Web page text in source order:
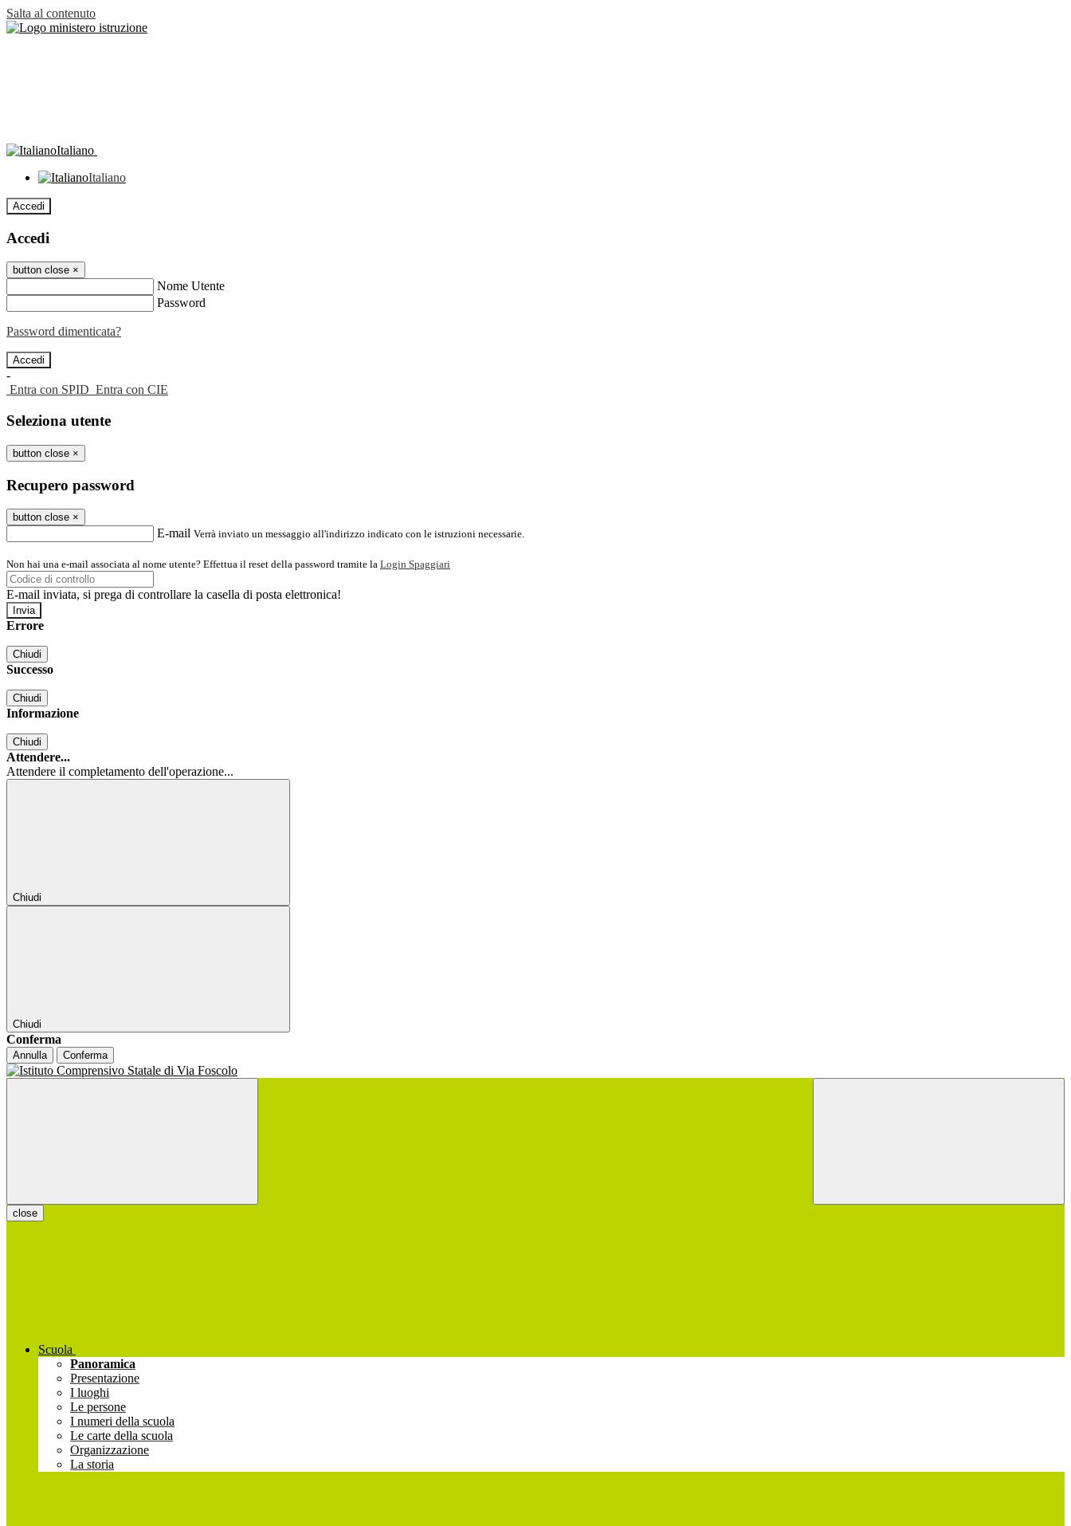
Salta al contenuto
Italiano
Italiano
Accedi
Accedi
button close ×
Nome Utente
Password
Password dimenticata?
-
Entra con SPID Entra con CIE
Seleziona utente
button close ×
Recupero password
button close ×
E-mail Verrà inviato un messaggio all'indirizzo indicato con le istruzioni necessarie.
Non hai una e-mail associata al nome utente? Effettua il reset della password tramite la Login Spaggiari
E-mail inviata, si prega di controllare la casella di posta elettronica!
Errore
Chiudi
Successo
Chiudi
Informazione
Chiudi
Attendere...
Attendere il completamento dell'operazione...
Chiudi
Chiudi
Conferma
Annulla Conferma
close
Scuola
Panoramica
Presentazione
I luoghi
Le persone
I numeri della scuola
Le carte della scuola
Organizzazione
La storia